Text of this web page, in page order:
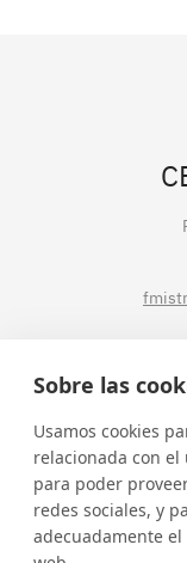
Sobre las
Usamos cookies
relacionada con
para poder
redes sociales, y
adecuadamente